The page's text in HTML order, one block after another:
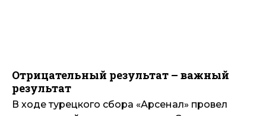
Отрицательный результат – важный
результат
В ходе турецкого сбора «Арсенал» провел